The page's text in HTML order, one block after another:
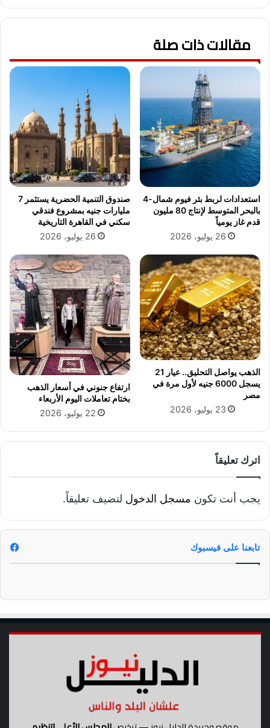
مقالات ذات صلة
استعدادات لربط بئر فيوم شمال-4
بالبحر المتوسط لإنتاج 80 مليون
قدم غاز يومياً
26 يوليو، 2026
صندوق التنمية الحضرية يستثمر 7
مليارات جنيه بمشروع فندقي
سكني في القاهرة التاريخية
26 يوليو، 2026
الذهب يواصل التحليق.. عيار 21
يسجل 6000 جنيه لأول مرة في
مصر
23 يوليو، 2026
ارتفاع جنوني في أسعار الذهب
بختام تعاملات اليوم الأربعاء
22 يوليو، 2026
اترك تعليقاً
يجب أنت تكون مسجل الدخول لتضيف تعليقاً.
تابعنا على فيسبوك